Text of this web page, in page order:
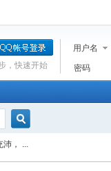
用户名
密码
，快速开始
沛， ...